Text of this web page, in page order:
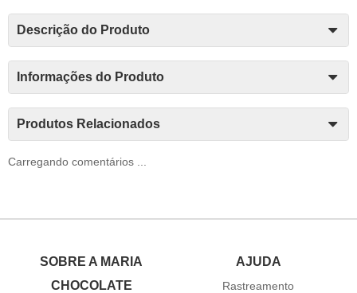
Descrição do Produto
Informações do Produto
Produtos Relacionados
Carregando comentários ...
SOBRE A MARIA
CHOCOLATE
AJUDA
Rastreamento